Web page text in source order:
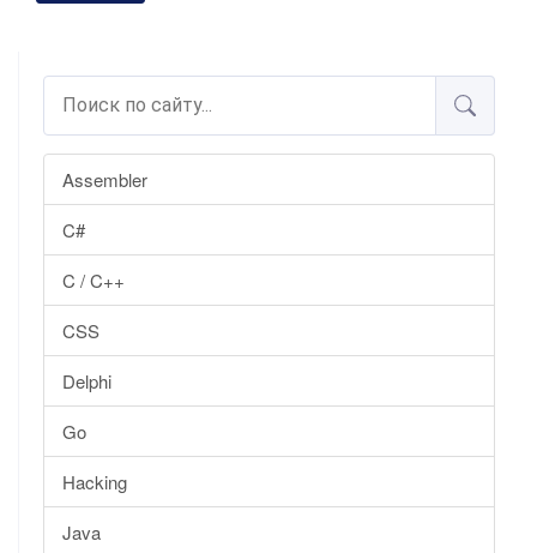
Assembler
C#
C / C++
CSS
Delphi
Go
Hacking
Java